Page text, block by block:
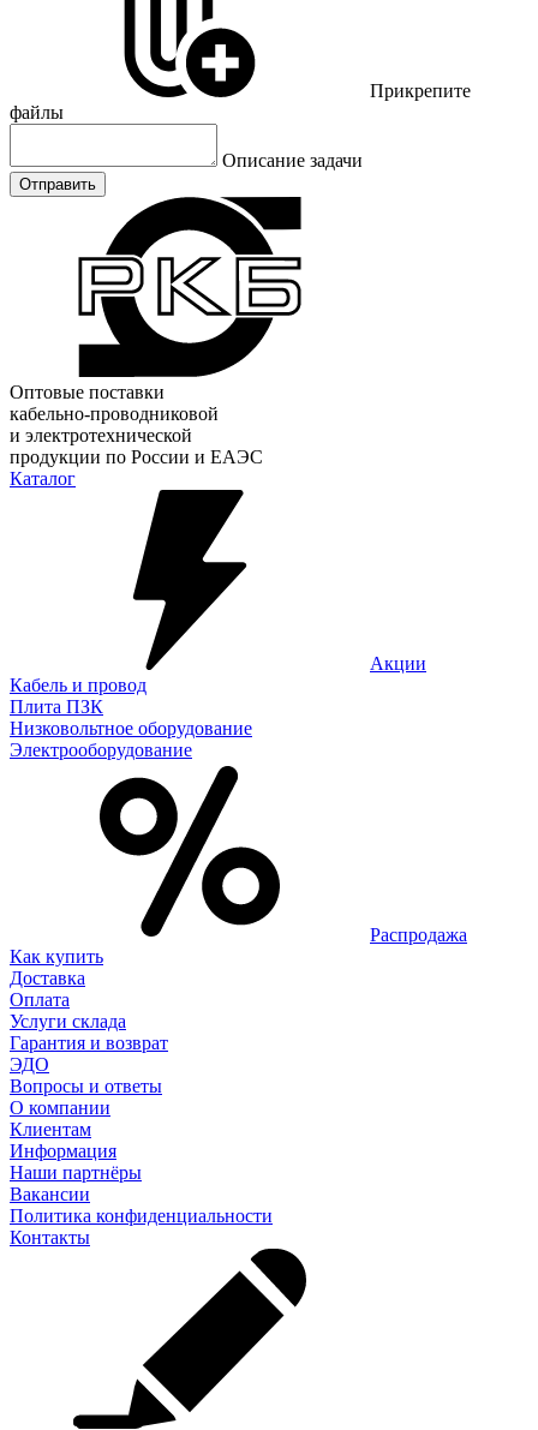
Прикрепите
файлы
Описание задачи
Отправить
Оптовые поставки
кабельно-проводниковой
и электротехнической
продукции по России и ЕАЭС
Каталог
Акции
Кабель и провод
Плита ПЗК
Низковольтное оборудование
Электрооборудование
Распродажа
Как купить
Доставка
Оплата
Услуги склада
Гарантия и возврат
ЭДО
Вопросы и ответы
О компании
Клиентам
Информация
Наши партнёры
Вакансии
Политика конфиденциальности
Контакты